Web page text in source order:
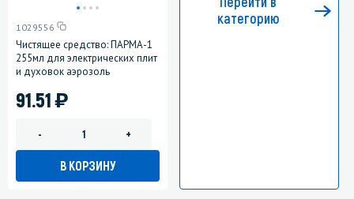
1029556
Чистящее средство: ПАРМА-1
255мл для электрических плит
и духовок аэрозоль
91.51)
- +
В КОРЗИНУ
категорию